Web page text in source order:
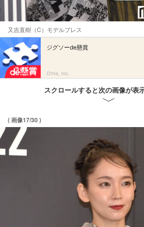
又吉直樹（C）モデルプレス
ジグソーde懸賞
Ohte, Inc.
スクロールすると次の画像が表
( 画像17/30 )